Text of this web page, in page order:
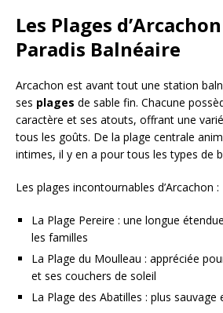
Les Plages
Paradis Balnéaire
Arcachon est avant tout une station
ses plages de sable fin. Chacune
caractère et ses atouts, offrant une
tous les goûts. De la plage centrale
intimes, il y en a pour tous les types de
Les plages incontournables d’Arcachon :
La Plage Pereire : une longue
les familles
La Plage du Moulleau : appréciée
et ses couchers de soleil
La Plage des Abatilles : plus